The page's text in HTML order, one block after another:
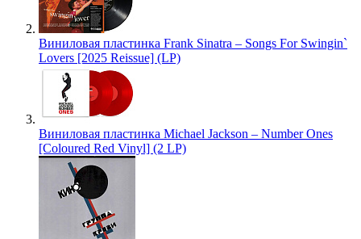
Виниловая пластинка Frank Sinatra – Songs For Swingin`
Lovers [2025 Reissue] (LP)
Виниловая пластинка Michael Jackson – Number Ones
[Coloured Red Vinyl] (2 LP)